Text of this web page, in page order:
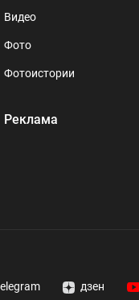
Видео
Фото
Фотоистории
Реклама
дзен